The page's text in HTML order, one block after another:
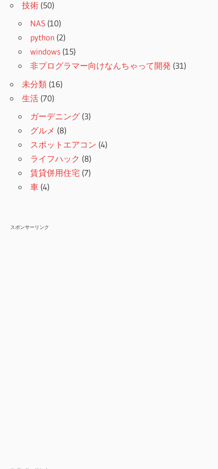
技術 (50)
NAS (10)
python (2)
windows (15)
非プログラマー向けなんちゃって開発 (31)
未分類 (16)
生活 (70)
ガーデニング(3)
グルメ (8)
スポットエアコン (4)
ライフハック (8)
賃貸併用住宅 (7)
車 (4)
スポンサーリンク